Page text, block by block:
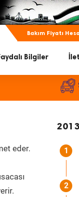
Bakım Fiyatı
Bilgiler
eder.
1
2